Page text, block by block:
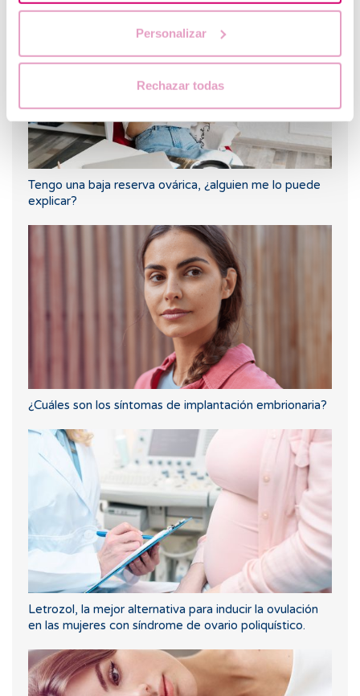
Personalizar
Rechazar todas
Tengo una baja reserva ovárica, ¿alguien me lo puede
explicar?
¿Cuáles son los síntomas de implantación embrionaria?
Letrozol, la mejor alternativa para inducir la ovulación
en las mujeres con síndrome de ovario poliquístico.